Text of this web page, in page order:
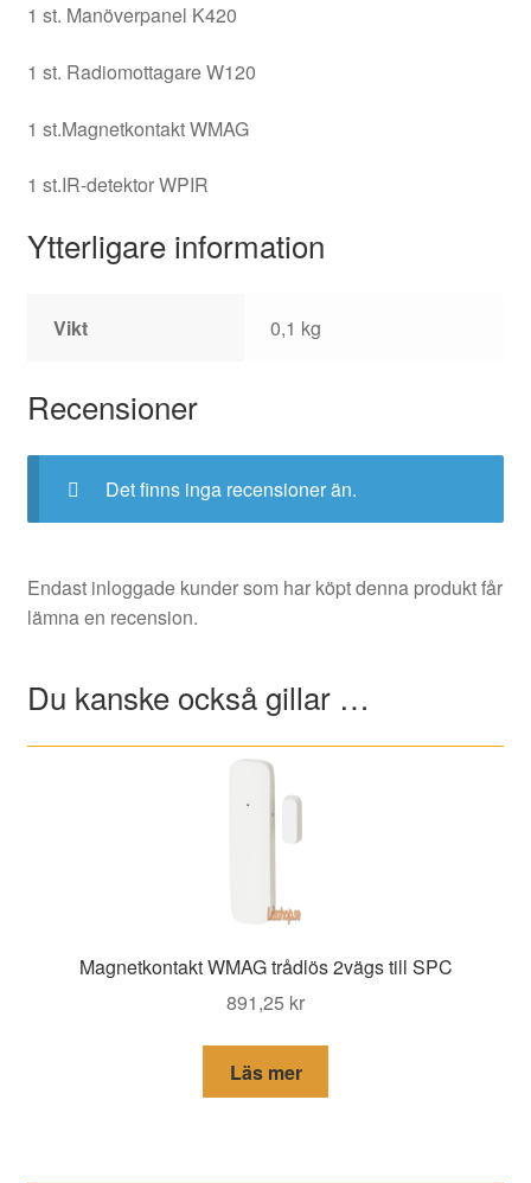
1 st. Manöverpanel K420
1 st. Radiomottagare W120
1 st.Magnetkontakt WMAG
1 st.IR-detektor WPIR
Ytterligare information
Vikt 0,1 kg
Recensioner
Det finns inga recensioner än.
Endast inloggade kunder som har köpt denna produkt får
lämna en recension.
Du kanske också gillar …
Magnetkontakt WMAG trådlös 2vägs till SPC
891,25 kr
Läs mer